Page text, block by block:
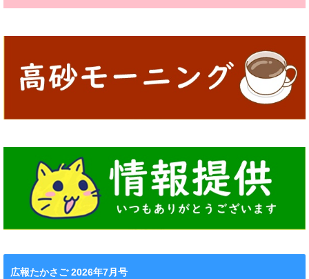
広報たかさご 2026年7月号